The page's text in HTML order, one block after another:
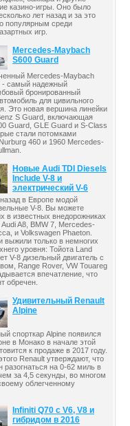
казино-игры. Оно было
лет назад и за это
популярным среди
игр.
Mercedes-Maybach
S600 Guard
Mercedes-Maybach
- самый надежный
бронированный
для цивильного
Это новая вершина линейки
S Guard, включающая
Guard, GLE Guard и S-Class
стали потомками
460 и 1960 Mercedes-
Новые Audi TDI Diesels
Include V-8 и
электрический V-6
в Европе модой
V-8. Вы можете
в известных внедорожниках
A8, BMW 7, Mercedes-
и Volkswagen Phaeton.
выжили только в немногих
уровня: Тойота Land
V-8 дизельный двигатель с
Range Rover, VW Touareg
впечатление, что
обречен.
Удивительный Renault
Alpine
спорткар Alpine появился
в Монако в начале этой
к продаже в 2017 году.
Renault утверждают, что
разогнаться на 0-62 миль в
за 4,5 секунды, во многом
облегченному
Infiniti Q70 с V6, V8 и
гибридом в 2016